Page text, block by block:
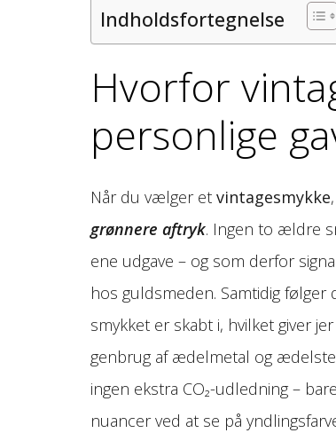
Indholdsfortegnelse
Hvorfor
personlige
Når du vælger et vintagesmykke
grønnere aftryk. Ingen to ældre
ene udgave – og som derfor
hos guldsmeden. Samtidig
smykket er skabt i, hvilket giver
genbrug af ædelmetal og
ingen ekstra CO₂-udledning –
nuancer ved at se på